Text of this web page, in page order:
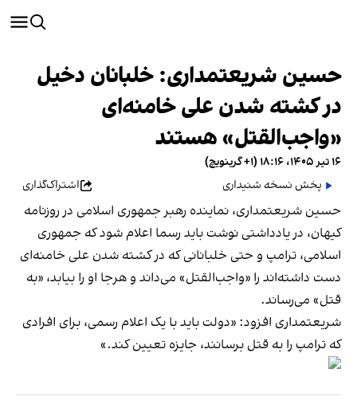
حسین شریعتمداری: خلبانان دخیل
در کشته شدن علی خامنه‌ای
«واجب‌القتل» هستند
۱۶ تیر ۱۴۰۵، ۱۸:۱۶ (‎+۱ گرینویچ)
پخش نسخه شنیداری
اشتراک‌گذاری
حسین شریعتمداری، نماینده رهبر جمهوری اسلامی در روزنامه
کیهان، در یادداشتی نوشت باید رسما اعلام شود که جمهوری
اسلامی، ترامپ و حتی خلبانانی که در کشته شدن علی خامنه‌ای
دست داشته‌اند را «واجب‌القتل» می‌داند و هرجا او را بیابد، «به
قتل» می‌رساند.
شریعتمداری افزود: «دولت باید با یک اعلام رسمی، برای افرادی
که ترامپ را به قتل برسانند، جایزه تعیین کند.»